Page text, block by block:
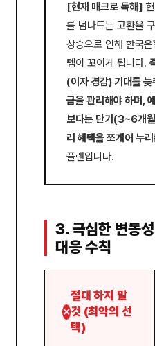
[현재 매크로 독해]
를 넘나드는 고환율
상승으로 인해 한국
텝이 꼬이게 됩니다.
(이자 경감) 기대를
금을 관리해야 하며,
보다는 단기(3~6개
리 혜택을 쪼개어 누
플랜입니다.
3. 극심한 변동
대응 수칙
✕
절대 하지 말
것 (최악의 선
택)